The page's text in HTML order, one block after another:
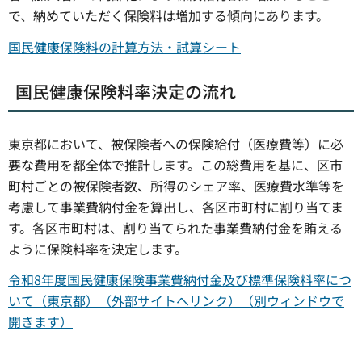
で、納めていただく保険料は増加する傾向にあります。
国民健康保険料の計算方法・試算シート
国民健康保険料率決定の流れ
東京都において、被保険者への保険給付（医療費等）に必
要な費用を都全体で推計します。この総費用を基に、区市
町村ごとの被保険者数、所得のシェア率、医療費水準等を
考慮して事業費納付金を算出し、各区市町村に割り当てま
す。各区市町村は、割り当てられた事業費納付金を賄える
ように保険料率を決定します。
令和8年度国民健康保険事業費納付金及び標準保険料率につ
いて（東京都）（外部サイトへリンク）（別ウィンドウで
開きます）